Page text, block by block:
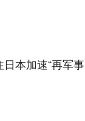
本加速“再军事